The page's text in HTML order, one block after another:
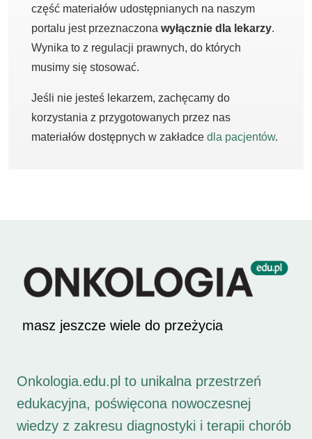
część materiałów udostępnianych na naszym
portalu jest przeznaczona wyłącznie dla lekarzy.
Wynika to z regulacji prawnych, do których
musimy się stosować.
Jeśli nie jesteś lekarzem, zachęcamy do
korzystania z przygotowanych przez nas
materiałów dostępnych w zakładce dla pacjentów.
masz jeszcze wiele do przeżycia
Onkologia.edu.pl to unikalna przestrzeń
edukacyjna, poświęcona nowoczesnej
wiedzy z zakresu diagnostyki i terapii chorób